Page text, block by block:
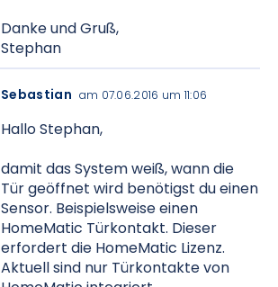
Danke und Gruß,
Stephan
Sebastian am 07.06.2016 um 11:06
Hallo Stephan,
damit das System weiß, wann die
Tür geöffnet wird benötigst du einen
Sensor. Beispielsweise einen
HomeMatic Türkontakt. Dieser
erfordert die HomeMatic Lizenz.
Aktuell sind nur Türkontakte von